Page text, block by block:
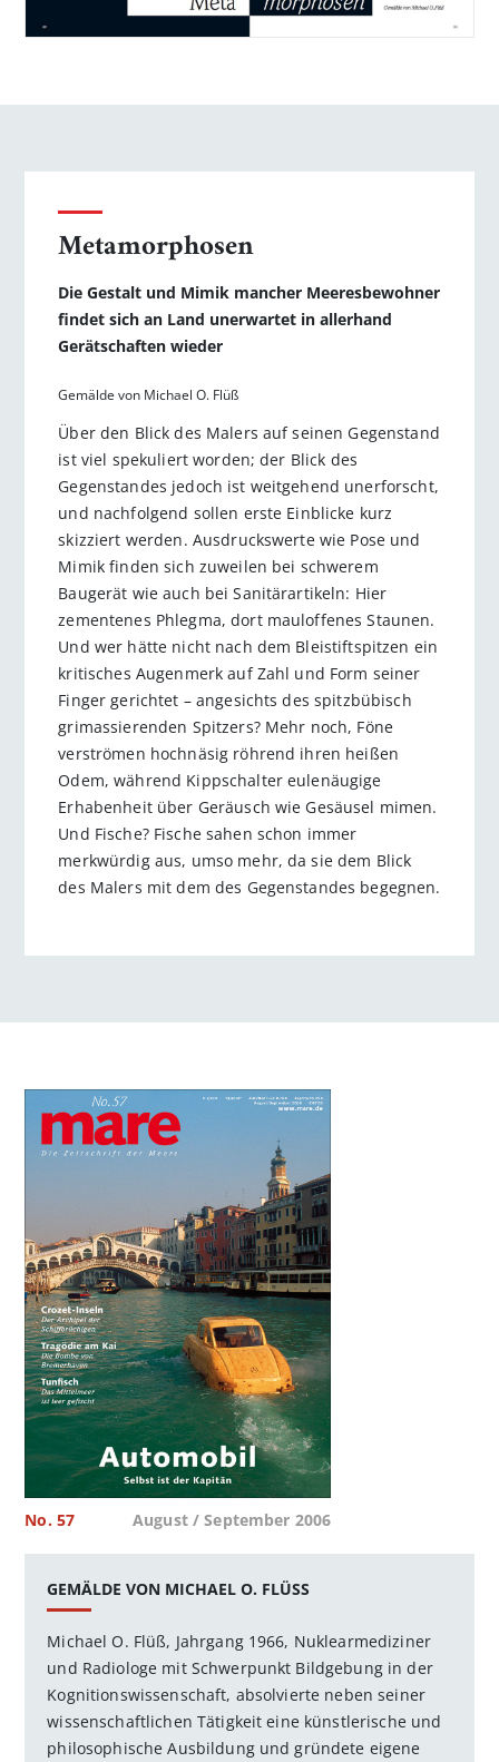
Metamorphosen
Die Gestalt und Mimik mancher Meeresbewohner
findet sich an Land unerwartet in allerhand
Gerätschaften wieder
Gemälde von Michael O. Flüß
Über den Blick des Malers auf seinen Gegenstand
ist viel spekuliert worden; der Blick des
Gegenstandes jedoch ist weitgehend unerforscht,
und nachfolgend sollen erste Einblicke kurz
skizziert werden. Ausdruckswerte wie Pose und
Mimik finden sich zuweilen bei schwerem
Baugerät wie auch bei Sanitärartikeln: Hier
zementenes Phlegma, dort mauloffenes Staunen.
Und wer hätte nicht nach dem Bleistiftspitzen ein
kritisches Augenmerk auf Zahl und Form seiner
Finger gerichtet – angesichts des spitzbübisch
grimassierenden Spitzers? Mehr noch, Föne
verströmen hochnäsig röhrend ihren heißen
Odem, während Kippschalter eulenäugige
Erhabenheit über Geräusch wie Gesäusel mimen.
Und Fische? Fische sahen schon immer
merkwürdig aus, umso mehr, da sie dem Blick
des Malers mit dem des Gegenstandes begegnen.
No. 57 August / September 2006
GEMÄLDE VON MICHAEL O. FLÜSS
Michael O. Flüß, Jahrgang 1966, Nuklearmediziner
und Radiologe mit Schwerpunkt Bildgebung in der
Kognitionswissenschaft, absolvierte neben seiner
wissenschaftlichen Tätigkeit eine künstlerische und
philosophische Ausbildung und gründete eigene